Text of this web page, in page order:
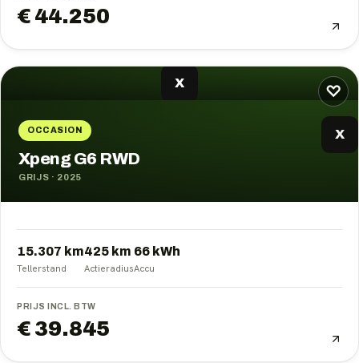
€ 44.250
♡
X
OCCASION X
Xpeng G6 RWD
GRIJS · 2025
15.307 km
Tellerstand
425 km
Actieradius
66 kWh
Accu
PRIJS INCL. BTW
€ 39.845